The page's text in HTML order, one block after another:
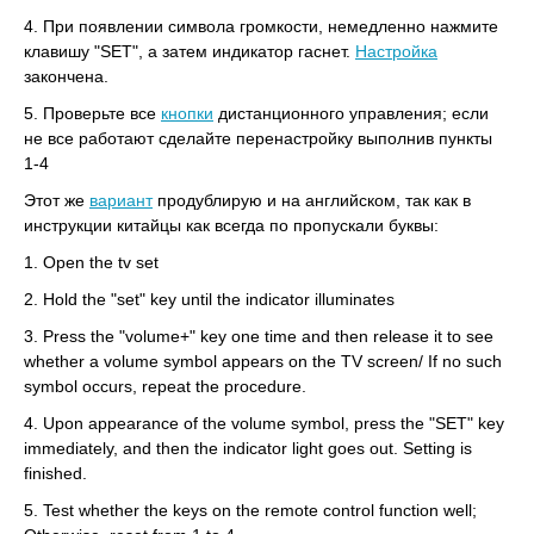
4. При появлении символа громкости, немедленно нажмите
клавишу "SET", а затем индикатор гаснет. Настройка
закончена.
5. Проверьте все кнопки дистанционного управления; если
не все работают сделайте перенастройку выполнив пункты
1-4
Этот же вариантпродублирую и на английском, так как в
инструкции китайцы как всегда по пропускали буквы:
1. Open the tv set
2. Hold the "set" key until the indicator illuminates
3. Press the "volume+" key one time and then release it to see
whether a volume symbol appears on the TV screen/ If no such
symbol occurs, repeat the procedure.
4. Upon appearance of the volume symbol, press the "SET" key
immediately, and then the indicator light goes out. Setting is
finished.
5. Test whether the keys on the remote control function well;